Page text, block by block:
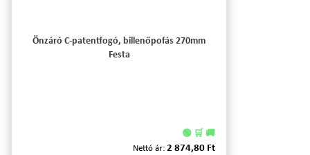
Önzáró C-patentfogó, billenőpofás 270mm
Festa
🟢 🛒 🚚
Nettó ár: 2 874,80 Ft